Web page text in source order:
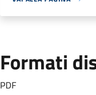
Formati
PDF